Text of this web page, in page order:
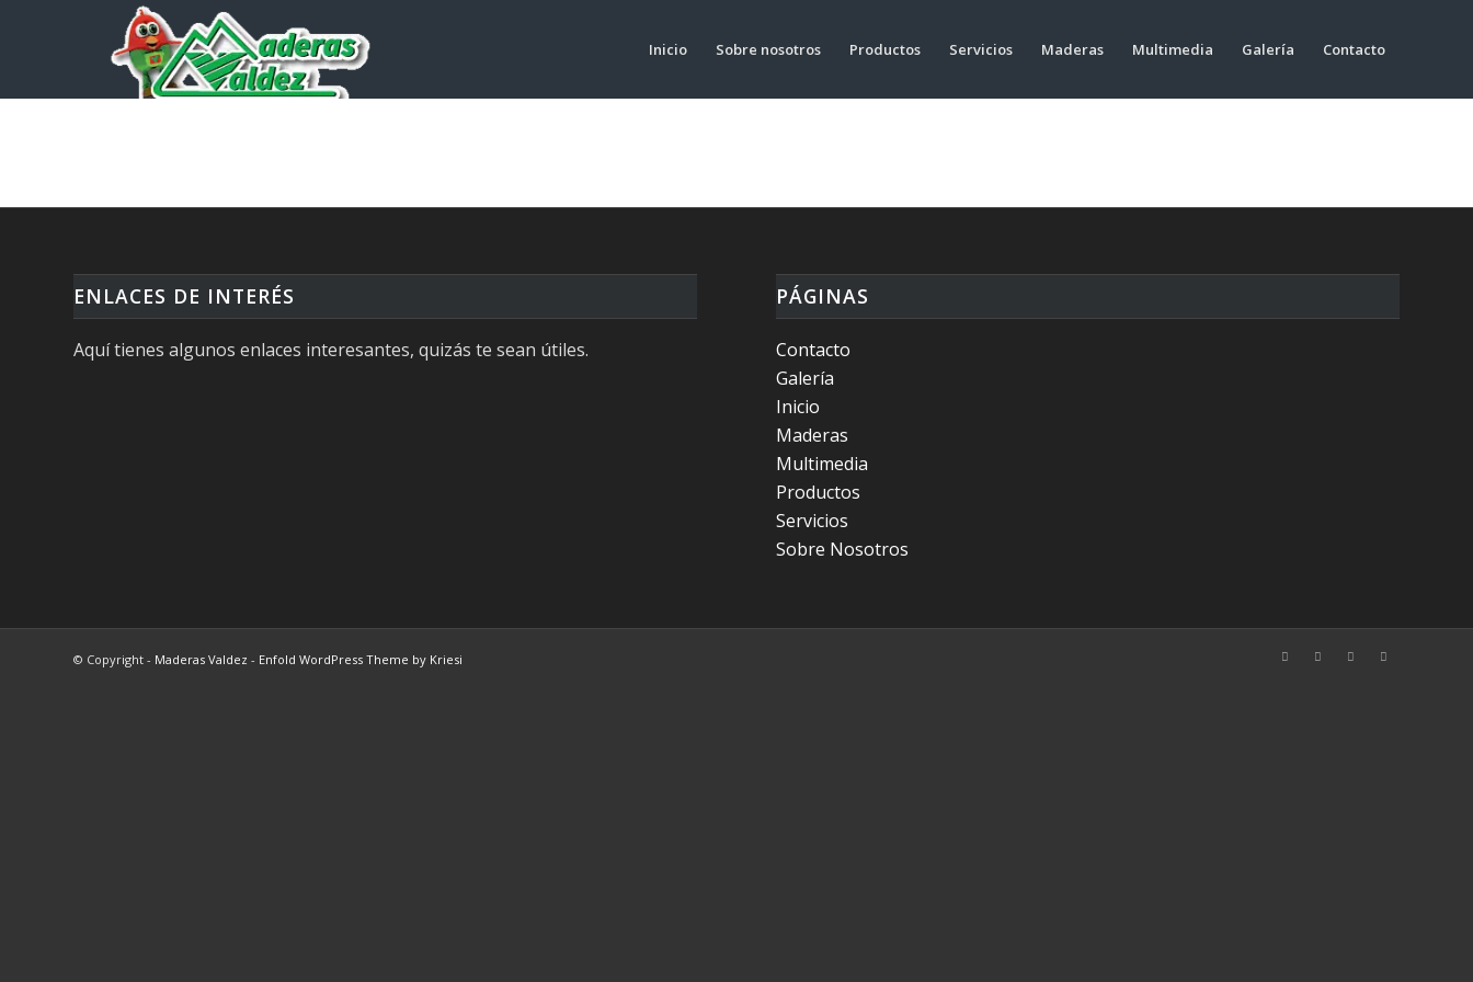
Inicio Sobre nosotros Productos Servicios Maderas Multimedia Galería Contacto
ENLACES DE INTERÉS
Aquí tienes algunos enlaces interesantes, quizás te sean útiles.
PÁGINAS
Contacto
Galería
Inicio
Maderas
Multimedia
Productos
Servicios
Sobre Nosotros
© Copyright - Maderas Valdez - Enfold WordPress Theme by Kriesi